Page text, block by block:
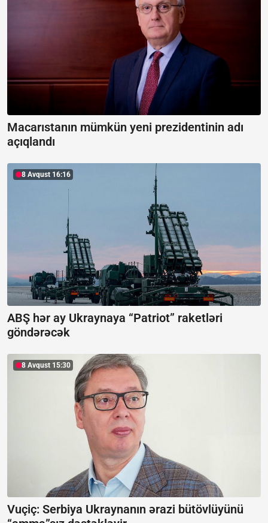
Macarıstanın mümkün yeni prezidentinin adı
açıqlandı
8 Avqust 16:16
ABŞ hər ay Ukraynaya “Patriot” raketləri
göndərəcək
8 Avqust 15:30
Vuçiç: Serbiya Ukraynanın ərazi bütövlüyünü